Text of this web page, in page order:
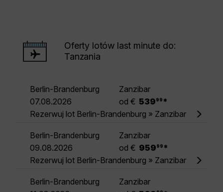
Oferty lotów last minute do:
Tanzania
Berlin-Brandenburg
Zanzibar
07.08.2026
od € 539 99 *
Rezerwuj lot Berlin-Brandenburg » Zanzibar
Berlin-Brandenburg
Zanzibar
09.08.2026
od € 959 99 *
Rezerwuj lot Berlin-Brandenburg » Zanzibar
Berlin-Brandenburg
Zanzibar